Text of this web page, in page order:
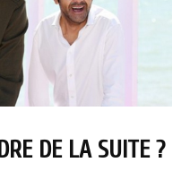
DE LA SUITE ?